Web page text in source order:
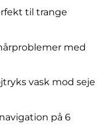
til trange
med
vask mod seje
på 6